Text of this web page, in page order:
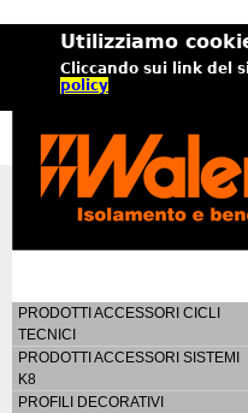
Utilizziamo
Cliccando sui link del
policy
PRODOTTI ACCESSORI CICLI
TECNICI
PRODOTTI ACCESSORI SISTEMI
K8
PROFILI DECORATIVI